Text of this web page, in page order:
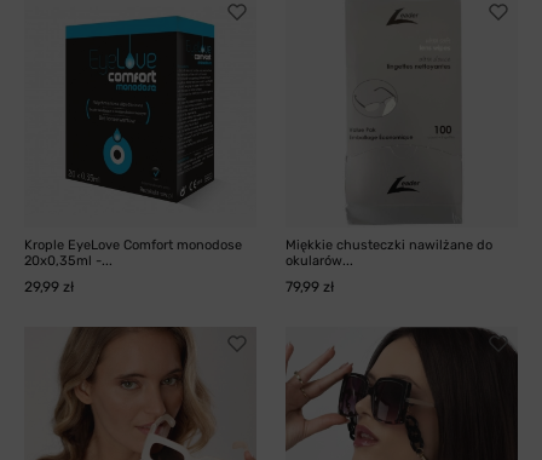
Krople EyeLove Comfort monodose
20x0,35ml -...
29,99 zł
Miękkie chusteczki nawilżane do
okularów...
79,99 zł